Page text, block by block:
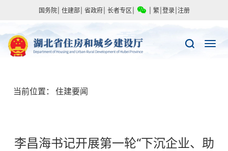
国务院 住建部 省政府 长者专区 繁 登录 注册
当前位置： 住建要闻
李昌海书记开展第一轮“下沉企业、助